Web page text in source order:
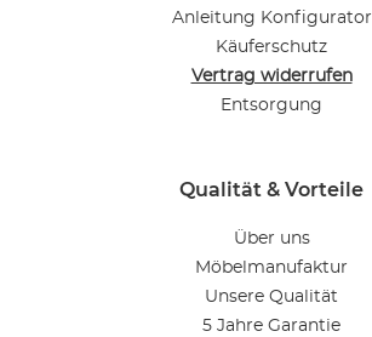
Anleitung Konfigurator
Käuferschutz
Vertrag widerrufen
Entsorgung
Qualität & Vorteile
Über uns
Möbelmanufaktur
Unsere Qualität
5 Jahre Garantie